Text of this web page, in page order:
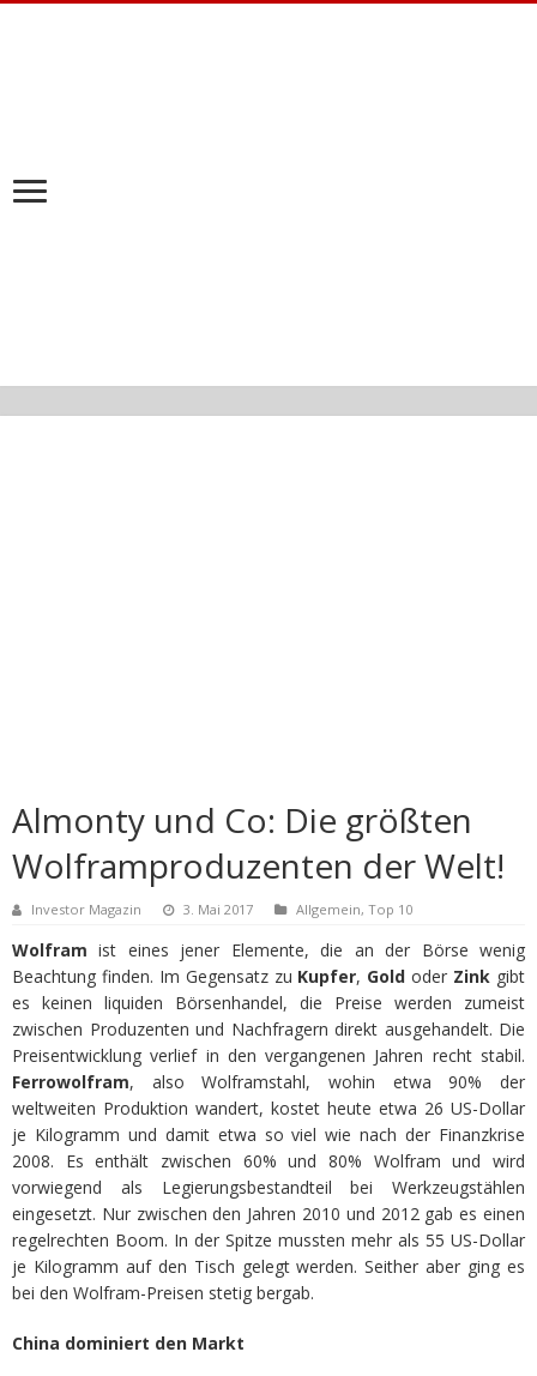
Almonty und Co: Die größten
Wolframproduzenten der Welt!
Investor Magazin 3. Mai 2017 Allgemein, Top 10
Wolframist eines jener Elemente, die an der Börse wenig
Beachtung finden. Im Gegensatz zu Kupfer, Goldoder Zink gibt
es keinen liquiden Börsenhandel, die Preise werden zumeist
zwischen Produzenten und Nachfragern direkt ausgehandelt. Die
Preisentwicklung verlief in den vergangenen Jahren recht stabil.
Ferrowolfram, also Wolframstahl, wohin etwa 90% der
weltweiten Produktion wandert, kostet heute etwa 26 US-Dollar
je Kilogramm und damit etwa so viel wie nach der Finanzkrise
2008. Es enthält zwischen 60% und 80% Wolfram und wird
vorwiegend als Legierungsbestandteil bei Werkzeugstählen
eingesetzt. Nur zwischen den Jahren 2010 und 2012 gab es einen
regelrechten Boom. In der Spitze mussten mehr als 55 US-Dollar
je Kilogramm auf den Tisch gelegt werden. Seither aber ging es
bei den Wolfram-Preisen stetig bergab.
China dominiert den Markt